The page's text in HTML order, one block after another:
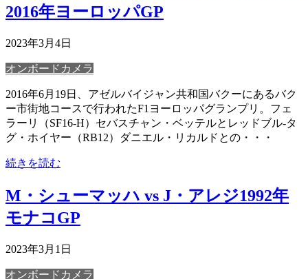
2016年ヨーロッパGP
2023年3月4日
オンボードカメラ
2016年6月19日、アゼルバイジャン共和国バクーにあるバク
ー市街地コースで行われたF1ヨーロッパグランプリ。フェ
ラーリ（SF16-H）セバスチャン・ベッテルとレッドブル-タ
グ・ホイヤー（RB12）ダニエル・リカルドとの・・・
続きを読む
M・シューマッハ vs J・アレジ1992年
モナコGP
2023年3月1日
オンボードカメラ